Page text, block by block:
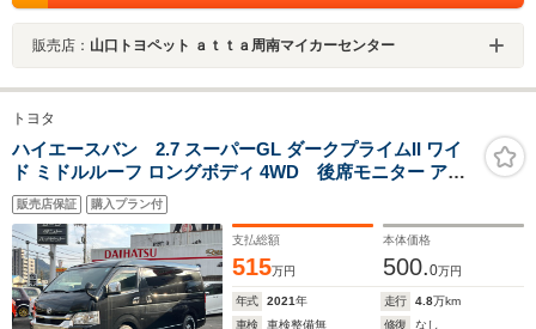
販売店： 山口トヨペット ａｔｔａ周南マイカーセンター
トヨタ
ハイエースバン 2.7 スーパーGL ダークプライムII ワイ
ド ミドルルーフ ロングボディ 4WD 後席モニター アル
パイン収納ボックス
販売店保証 購入プラン付
支払総額
515万円
本体価格
500.0万円
年式 2021年 走行 4.8万km
車検
車検整備無 修復
なし